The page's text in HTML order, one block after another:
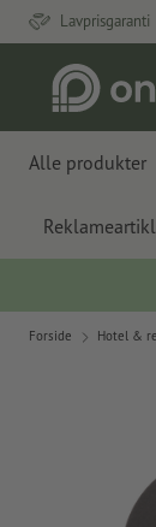
Lavprisgaranti
Alle produkter
Forside Hotel &